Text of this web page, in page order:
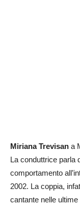
Miriana Trevisan a
La conduttrice parla
comportamento
2002. La coppia,
cantante nelle